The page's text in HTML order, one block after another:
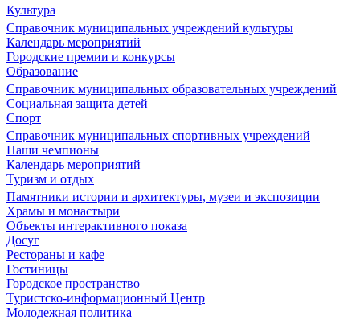
Культура
Справочник муниципальных учреждений культуры
Календарь мероприятий
Городские премии и конкурсы
Образование
Справочник муниципальных образовательных учреждений
Социальная защита детей
Спорт
Справочник муниципальных спортивных учреждений
Наши чемпионы
Календарь мероприятий
Туризм и отдых
Памятники истории и архитектуры, музеи и экспозиции
Храмы и монастыри
Объекты интерактивного показа
Досуг
Рестораны и кафе
Гостиницы
Городское пространство
Туристско-информационный Центр
Молодежная политика